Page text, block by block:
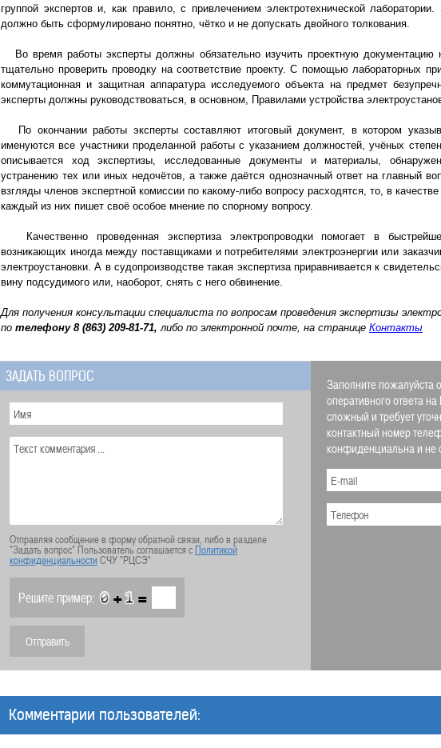
группой экспертов и, как правило, с привлечением электротехнической
должно быть сформулировано понятно, чётко и не допускать двойного толкования.
Во время работы эксперты должны обязательно изучить проектную документацию
тщательно проверить проводку на соответствие проекту. С помощью лабораторных
коммутационная и защитная аппаратура исследуемого объекта на предмет
эксперты должны руководствоваться, в основном, Правилами устройства
По окончании работы эксперты составляют итоговый документ, в котором
именуются все участники проделанной работы с указанием должностей, учёных
описывается ход экспертизы, исследованные документы и материалы,
устранению тех или иных недочётов, а также даётся однозначный ответ на главный
взгляды членов экспертной комиссии по какому-либо вопросу расходятся, то, в
каждый из них пишет своё особое мнение по спорному вопросу.
Качественно проведенная экспертиза электропроводки помогает в
возникающих иногда между поставщиками и потребителями электроэнергии или
электроустановки. А в судопроизводстве такая экспертиза приравнивается к
вину подсудимого или, наоборот, снять с него обвинение.
Для получения консультации специалиста по вопросам проведения экспертизы
по телефону 8 (863) 209-81-71, либо по электронной почте, на странице Контакты
ЗАДАТЬ ВОПРОС
Отправляя сообщение в форму обратной связи, либо в разделе
"Задать вопрос" Пользователь соглашается сПолитикой
конфиденциальностиСЧУ "РЦСЭ"
Решите пример: + =
Заполните пожалуйста
оперативного ответа
сложный и требует
контактный номер
конфиденциальна и не
Комментарии пользователей: